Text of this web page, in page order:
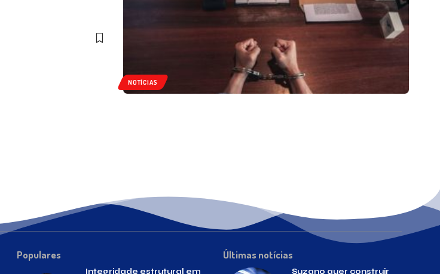
NOTÍCIAS
Populares
Integridade estrutural em
Últimas notícias
Suzano quer construir